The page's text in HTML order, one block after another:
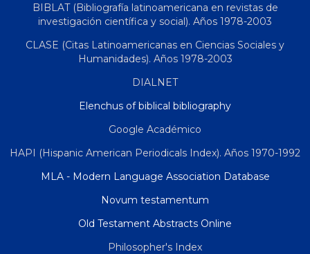
BIBLAT (Bibliografía latinoamericana en revistas de
investigación científica y social). Años 1978-2003
CLASE (Citas Latinoamericanas en Ciencias Sociales y
Humanidades). Años 1978-2003
DIALNET
Elenchus of biblical bibliography
Google Académico
HAPI (Hispanic American Periodicals Index). Años 1970-1992
MLA - Modern Language Association Database
Novum testamentum
Old Testament Abstracts Online
Philosopher's Index